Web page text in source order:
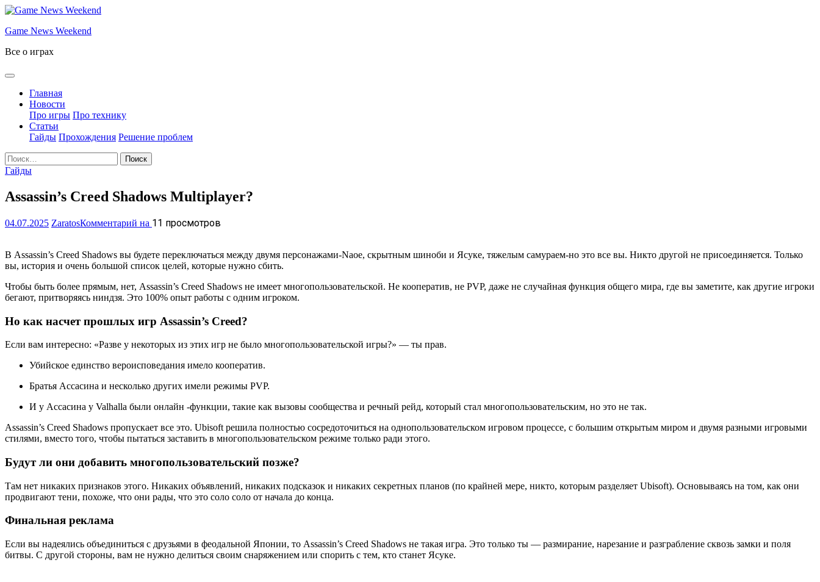
Перейти
содержимому
Game News Weekend
Все о играх
Главная
Новости
Про игры Про технику
Статьи
Гайды Прохождения Решение проблем
Найти:
Гайды
Assassin’s Creed Shadows Multiplayer?
04.07.2025 ZaratosКомментарий на Assassin’s
Multiplayer?
11 просмотров
В Assassin’s Creed Shadows вы будете переключаться между двумя персонажами-Naoe, скрытным шиноби и Ясуке, тяжелым самураем-но это все вы. Никто другой не присоединяется. Только
вы, история и очень большой список целей, которые нужно сбить.
Чтобы быть более прямым, нет, Assassin’s Creed Shadows не имеет многопользовательской. Не кооператив, не PVP, даже не случайная функция общего мира, где вы заметите, как другие игроки
бегают, притворяясь ниндзя. Это 100% опыт работы с одним игроком.
Но как насчет прошлых игр Assassin’s Creed?
Если вам интересно: «Разве у некоторых из этих игр не было многопользовательской игры?» — ты прав.
Убийское единство вероисповедания имело кооператив.
Братья Ассасина и несколько других имели режимы PVP.
И у Ассасина у Valhalla были онлайн -функции, такие как вызовы сообщества и речный рейд, который стал многопользовательским, но это не так.
Assassin’s Creed Shadows пропускает все это. Ubisoft решила полностью сосредоточиться на однопользовательском игровом процессе, с большим открытым миром и двумя разными игровыми
стилями, вместо того, чтобы пытаться заставить в многопользовательском режиме только ради этого.
Будут ли они добавить многопользовательский позже?
Там нет никаких признаков этого. Никаких объявлений, никаких подсказок и никаких секретных планов (по крайней мере, никто, которым разделяет Ubisoft). Основываясь на том, как они
продвигают тени, похоже, что они рады, что это соло соло от начала до конца.
Финальная реклама
Если вы надеялись объединиться с друзьями в феодальной Японии, то Assassin’s Creed Shadows не такая игра. Это только ты — размирание, нарезание и разграбление сквозь замки и поля
битвы. С другой стороны, вам не нужно делиться своим снаряжением или спорить с тем, кто станет Ясуке.